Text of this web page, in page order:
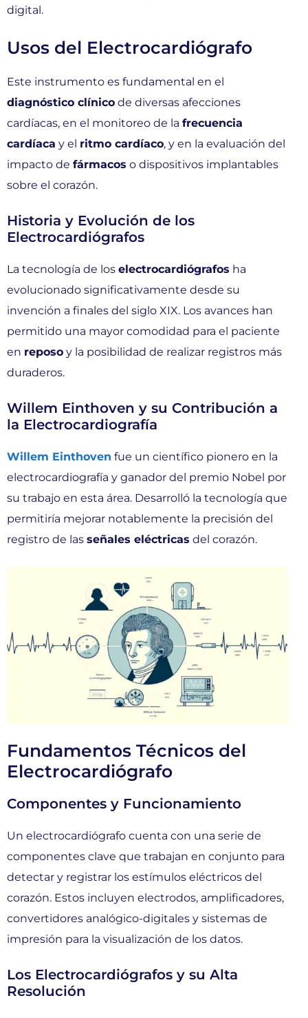
digital.
Usos del Electrocardiógrafo
Este instrumento es fundamental en el
diagnóstico clínico de diversas afecciones
cardíacas, en el monitoreo de la frecuencia
cardíaca y el ritmo cardíaco, y en la evaluación del
impacto de fármacos o dispositivos implantables
sobre el corazón.
Historia y Evolución de los
Electrocardiógrafos
La tecnología de los electrocardiógrafos ha
evolucionado significativamente desde su
invención a finales del siglo XIX. Los avances han
permitido una mayor comodidad para el paciente
en reposo y la posibilidad de realizar registros más
duraderos.
Willem Einthoven y su Contribución a
la Electrocardiografía
Willem Einthoven fue un científico pionero en la
electrocardiografía y ganador del premio Nobel por
su trabajo en esta área. Desarrolló la tecnología que
permitiría mejorar notablemente la precisión del
registro de las señales eléctricas del corazón.
Fundamentos Técnicos del
Electrocardiógrafo
Componentes y Funcionamiento
Un electrocardiógrafo cuenta con una serie de
componentes clave que trabajan en conjunto para
detectar y registrar los estímulos eléctricos del
corazón. Estos incluyen electrodos, amplificadores,
convertidores analógico-digitales y sistemas de
impresión para la visualización de los datos.
Los Electrocardiógrafos y su Alta
Resolución